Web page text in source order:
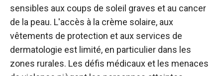
sensibles aux coups de soleil graves et au cancer
de la peau. L'accès à la crème solaire, aux
vêtements de protection et aux services de
dermatologie est limité, en particulier dans les
zones rurales. Les défis médicaux et les menaces